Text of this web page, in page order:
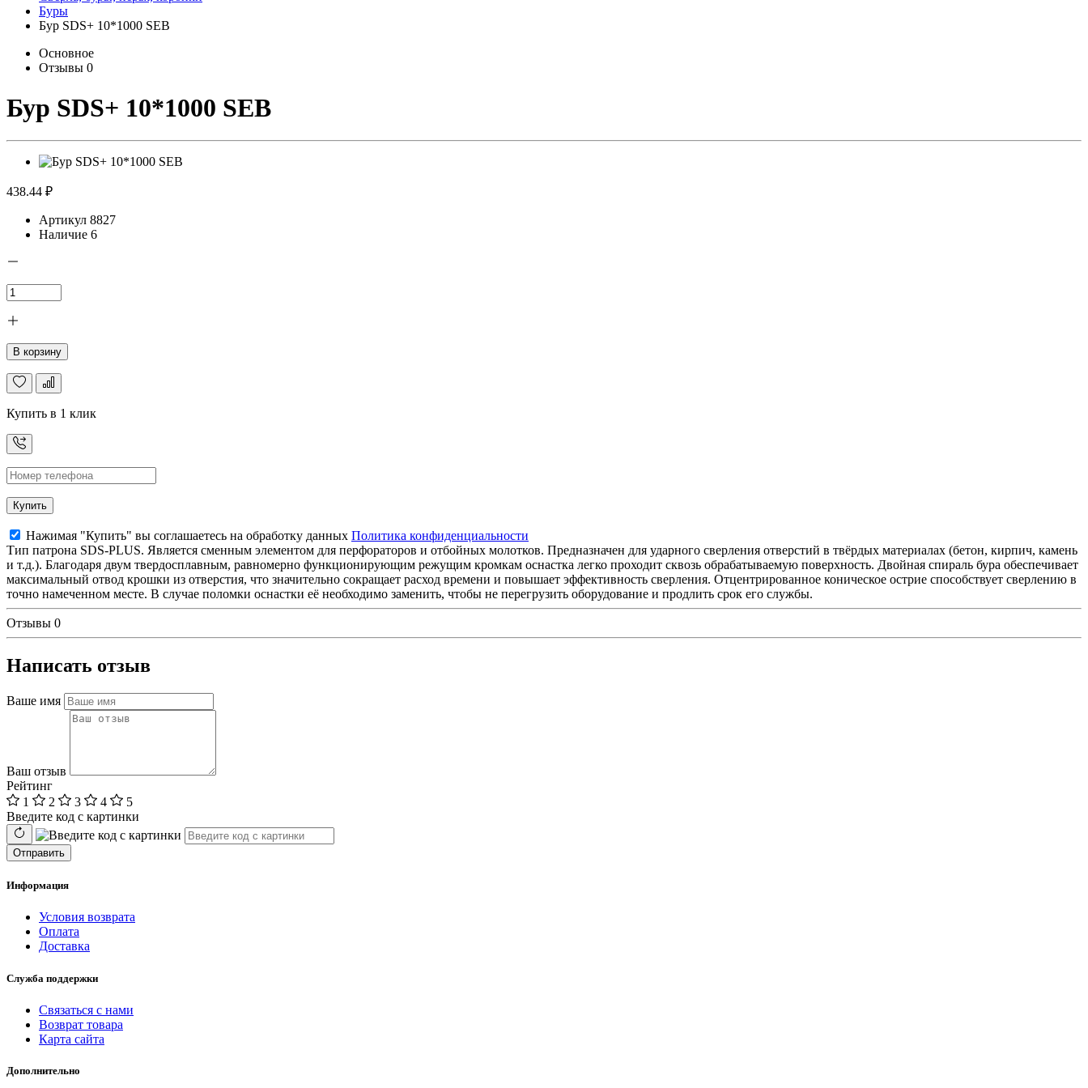
Буры
Бур SDS+ 10*1000 SEB
Основное
Отзывы 0
Бур SDS+ 10*1000 SEB
438.44 ₽
Артикул 8827
Наличие 6
В корзину
Купить в 1 клик
Купить
Нажимая "Купить" вы соглашаетесь на обработку данных Политика конфиденциальности
Тип патрона SDS-PLUS. Является сменным элементом для перфораторов и отбойных молотков. Предназначен для ударного сверления отверстий в твёрдых материалах (бетон, кирпич, камень
и т.д.). Благодаря двум твердосплавным, равномерно функционирующим режущим кромкам оснастка легко проходит сквозь обрабатываемую поверхность. Двойная спираль бура обеспечивает
максимальный отвод крошки из отверстия, что значительно сокращает расход времени и повышает эффективность сверления. Отцентрированное коническое острие способствует сверлению в
точно намеченном месте. В случае поломки оснастки её необходимо заменить, чтобы не перегрузить оборудование и продлить срок его службы.
Отзывы 0
Написать отзыв
Ваше имя
Ваш отзыв
Рейтинг
1
2 3 4
5
Введите код с картинки
Отправить
Информация
Условия возврата
Оплата
Доставка
Служба поддержки
Связаться с нами
Возврат товара
Карта сайта
Дополнительно